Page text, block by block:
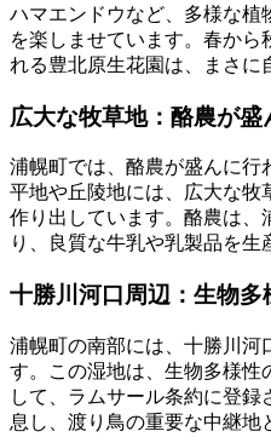
ハマエンドウなど、多様な植
を楽しませています。春か
れる豊北原生花園は、まさに
広大な牧草地：酪農が盛
浦幌町では、酪農が盛んに行
平地や丘陵地には、広大な牧
作り出しています。酪農は、
り、良質な牛乳や乳製品を生
十勝川河口周辺：生物多
浦幌町の南部には、十勝川河
す。この湿地は、生物多様性
して、ラムサール条約に登
息し、渡り鳥の重要な中継地